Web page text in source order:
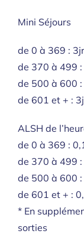
Mini Séjours
de 0 à 369 :
de 370 à 499
de 500 à 600
de 601 et + :
ALSH de
de 0 à 369 :
de 370 à 499
de 500 à 600
de 601 et + :
* En
sorties